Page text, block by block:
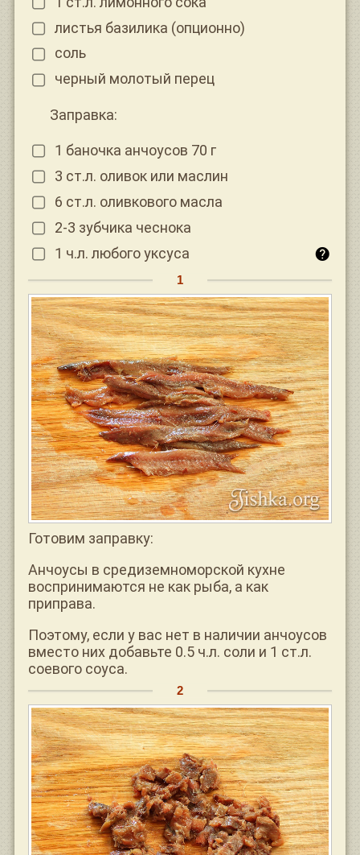
листья базилика (опционно)
соль
черный молотый перец
Заправка:
1 баночка анчоусов 70 г
3 ст.л. оливок или маслин
6 ст.л. оливкового масла
2-3 зубчика чеснока
1 ч.л. любого уксуса
Готовим заправку:
Анчоусы в средиземноморской кухне
воспринимаются не как рыба, а как
приправа.
Поэтому, если у вас нет в наличии анчоусов
вместо них добавьте 0.5 ч.л. соли и 1 ст.л.
соевого соуса.